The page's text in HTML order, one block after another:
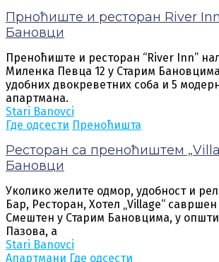
Прноћиште и ресторан River
Бановци
Преноћиште и ресторан “River Inn”
Миленка Певца 12 у Старим
удобних двокреветних соба и 5
апартмана.
Stari Banovci
Где одсести Преноћишта
Ресторан са преноћиштем
Бановци
Уколико желите одмор, удобност и
Бар, Ресторан, Хотел „Village“
Смештен у Старим Бановцима, у
Пазова, а
Stari Banovci
Апартмани Где одсести